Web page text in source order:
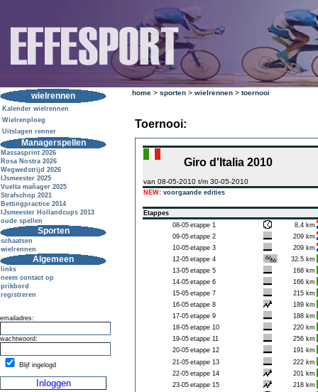
wielrennen
Kalender wielrennen
Wielrenploeg
Uitslagen renner
Managerspellen
Massasprint 2026
Rosa Nostra 2026
Wegwedstrijd 2026
IJsmeester 2025
Vuelta mañager 2025
Strafschop 2021
Bettingpractice 2014
IJsmeester Hollandcups 2013
oude spellen
Sporten
schaatsen
wielrennen
Algemeen
links
neem contact op
prikbord
registreren
emailadres:
wachtwoord:
Blijf ingelogd
home > sporten > wielrennen > toernooi
Toernooi:
Giro d'Italia 2010
van 08-05-2010 t/m 30-05-2010
NEW: voorgaande edities
Etappes
08-05 etappe 1
8,4 km
09-05 etappe 2
209 km
10-05 etappe 3
209 km
12-05 etappe 4
32.5 km
13-05 etappe 5
168 km
14-05 etappe 6
166 km
15-05 etappe 7
215 km
16-05 etappe 8
189 km
17-05 etappe 9
188 km
18-05 etappe 10
220 km
19-05 etappe 11
256 km
20-05 etappe 12
191 km
21-05 etappe 13
222 km
22-05 etappe 14
201 km
23-05 etappe 15
218 km